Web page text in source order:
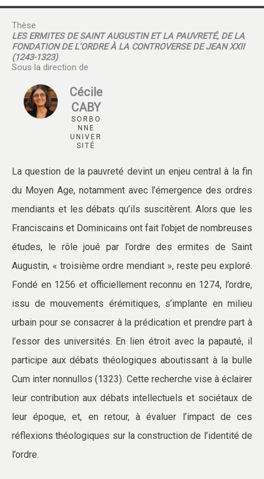
Thèse
LES ERMITES DE SAINT AUGUSTIN ET LA PAUVRETÉ, DE LA
FONDATION DE L’ORDRE À LA CONTROVERSE DE JEAN XXII
(1243-1323)
Sous la direction de
Cécile
CABY
SORBO
NNE
UNIVER
SITÉ
La question de la pauvreté devint un enjeu central à la fin
du Moyen Age, notamment avec l’émergence des ordres
mendiants et les débats qu’ils suscitèrent. Alors que les
Franciscains et Dominicains ont fait l’objet de nombreuses
études, le rôle joué par l’ordre des ermites de Saint
Augustin, « troisième ordre mendiant », reste peu exploré.
Fondé en 1256 et officiellement reconnu en 1274, l’ordre,
issu de mouvements érémitiques, s’implante en milieu
urbain pour se consacrer à la prédication et prendre part à
l’essor des universités. En lien étroit avec la papauté, il
participe aux débats théologiques aboutissant à la bulle
Cum inter nonnullos (1323). Cette recherche vise à éclairer
leur contribution aux débats intellectuels et sociétaux de
leur époque, et, en retour, à évaluer l’impact de ces
réflexions théologiques sur la construction de l’identité de
l’ordre.